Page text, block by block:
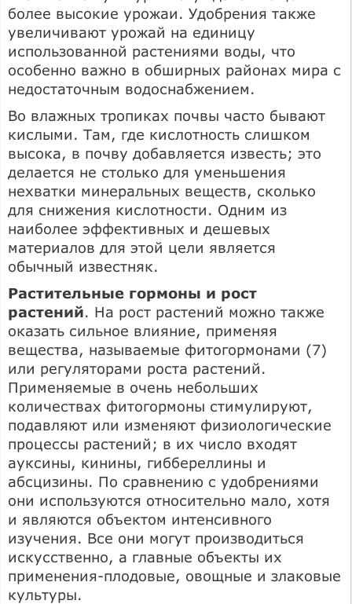
более высокие урожаи. Удобрения также
увеличивают урожай на единицу
использованной растениями воды, что
особенно важно в обширных районах мира с
недостаточным водоснабжением.
Во влажных тропиках почвы часто бывают
кислыми. Там, где кислотность слишком
высока, в почву добавляется известь; это
делается не столько для уменьшения
нехватки минеральных веществ, сколько
для снижения кислотности. Одним из
наиболее эффективных и дешевых
материалов для этой цели является
обычный известняк.
Растительные гормоны и рост
растений. На рост растений можно также
оказать сильное влияние, применяя
вещества, называемые фитогормонами (7)
или регуляторами роста растений.
Применяемые в очень небольших
количествах фитогормоны стимулируют,
подавляют или изменяют физиологические
процессы растений; в их число входят
ауксины, кинины, гиббереллины и
абсцизины. По сравнению с удобрениями
они используются относительно мало, хотя
и являются объектом интенсивного
изучения. Все они могут производиться
искусственно, а главные объекты их
применения-плодовые, овощные и злаковые
культуры.